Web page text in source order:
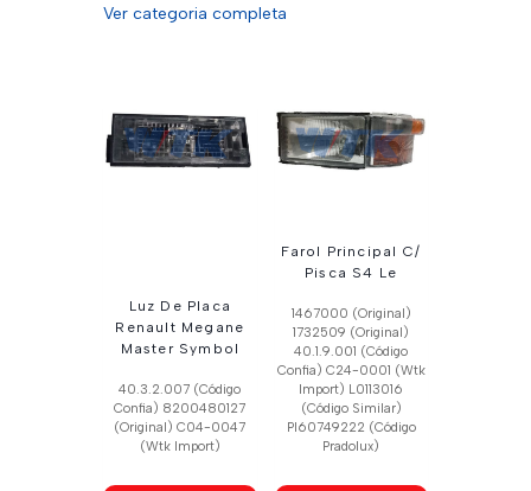
Ver categoria completa
Luz De Placa
Renault Megane
Master Symbol
40.3.2.007 (Código
Confia) 8200480127
(Original) C04-0047
(Wtk Import)
Farol Principal C/
Pisca S4 Le
1467000 (Original)
1732509 (Original)
40.1.9.001 (Código
Confia) C24-0001 (Wtk
Import) L0113016
(Código Similar)
Pl60749222 (Código
Pradolux)